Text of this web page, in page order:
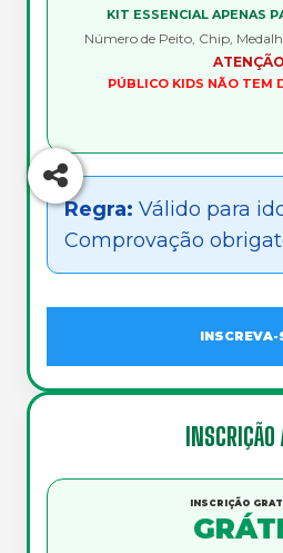
KIT ESSENCIAL APENAS
Número de Peito, Chip,
ATENÇÃO
PÚBLICO KIDS NÃO TEM
Regra: Válido para
Comprovação
INSCREVA-
INSCRIÇÃO
INSCRIÇÃO